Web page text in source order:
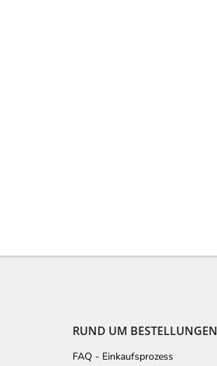
RUND UM BESTELLUNGEN
FAQ - Einkaufsprozess